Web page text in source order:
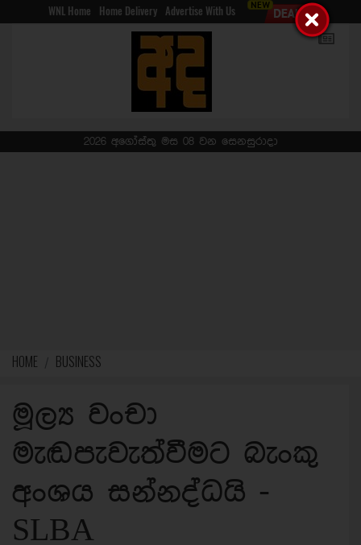
WNL Home Home Delivery Advertise With Us
2026 අගෝස්තු මස 08 වන සෙනසුරාදා
HOME BUSINESS
මූල්‍ය වංචා
මැඬපැවැත්වීමට බැංකු
අංශය සන්නද්ධයි -
SLBA